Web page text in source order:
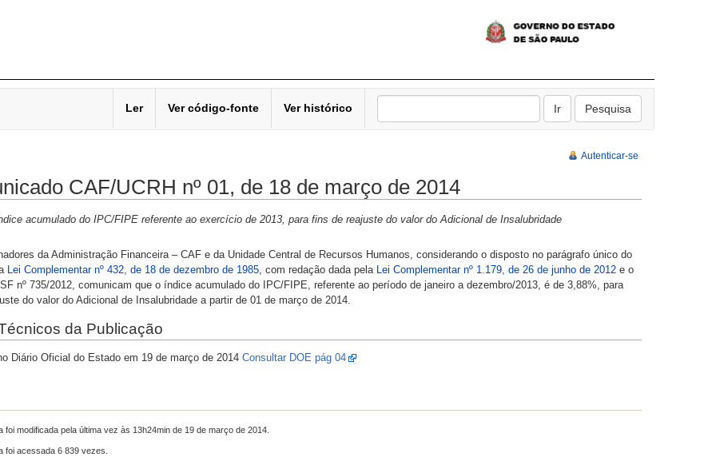
Ler Ver código-fonte Ver histórico
Autenticar-se
CAF/UCRH nº 01, de 18 de março de 2014
acumulado do IPC/FIPE referente ao exercício de 2013, para fins de reajuste do valor do Adicional de Insalubridade
da Administração Financeira – CAF e da Unidade Central de Recursos Humanos, considerando o disposto no parágrafo único do
Lei Complementar nº 432, de 18 de dezembro de 1985, com redação dada pela Lei Complementar nº 1.179, de 26 de junho de 2012 e o
nº 735/2012, comunicam que o índice acumulado do IPC/FIPE, referente ao período de janeiro a dezembro/2013, é de 3,88%, para
do valor do Adicional de Insalubridade a partir de 01 de março de 2014.
da Publicação
Diário Oficial do Estado em 19 de março de 2014Consultar DOE pág 04
foi modificada pela última vez às 13h24min de 19 de março de 2014.
foi acessada 6 839 vezes.